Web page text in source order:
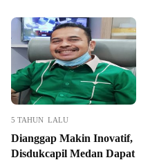
5 TAHUN LALU
Dianggap Makin Inovatif,
Disdukcapil Medan Dapat